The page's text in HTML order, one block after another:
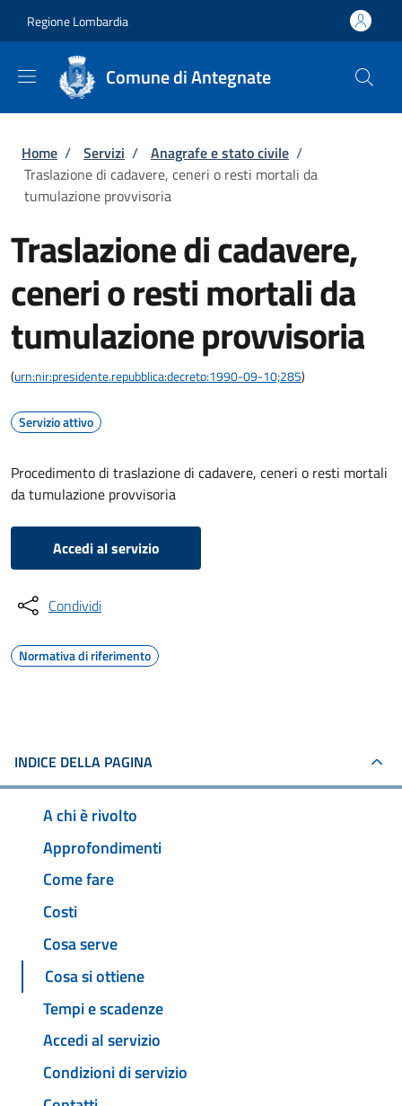
Regione Lombardia
Comune di Antegnate
Briciole di pane
Home / Servizi / Anagrafe e stato civile /
Traslazione di cadavere, ceneri o resti mortali da
tumulazione provvisoria
Traslazione di cadavere,
ceneri o resti mortali da
tumulazione provvisoria
(urn:nir:presidente.repubblica:decreto:1990-09-10;285)
Servizio attivo
Procedimento di traslazione di cadavere, ceneri o resti mortali
da tumulazione provvisoria
Accedi al servizio
Condividi
Normativa di riferimento
INDICE DELLA PAGINA
A chi è rivolto
Approfondimenti
Come fare
Costi
Cosa serve
Cosa si ottiene
Tempi e scadenze
Accedi al servizio
Condizioni di servizio